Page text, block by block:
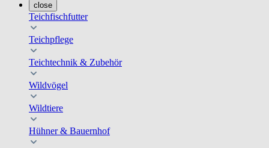
close
Teichfischfutter
Teichpflege
Teichtechnik & Zubehör
Wildvögel
Wildtiere
Hühner & Bauernhof